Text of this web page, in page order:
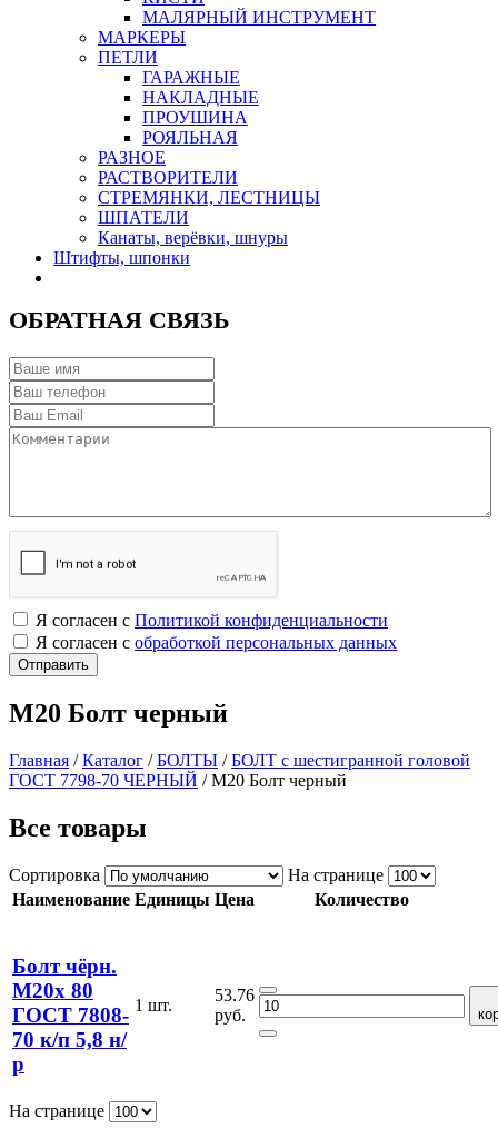
МАЛЯРНЫЙ ИНСТРУМЕНТ
МАРКЕРЫ
ПЕТЛИ
ГАРАЖНЫЕ
НАКЛАДНЫЕ
ПРОУШИНА
РОЯЛЬНАЯ
РАЗНОЕ
РАСТВОРИТЕЛИ
СТРЕМЯНКИ, ЛЕСТНИЦЫ
ШПАТЕЛИ
Канаты, верёвки, шнуры
Штифты, шпонки
ОБРАТНАЯ СВЯЗЬ
Я согласен с Политикой конфиденциальности
Я согласен с обработкой персональных данных
М20 Болт черный
Главная /Каталог /БОЛТЫ /БОЛТ с шестигранной головой
ГОСТ 7798-70 ЧЕРНЫЙ /М20 Болт черный
Все товары
Сортировка
На странице
Наименование Единицы Цена Количество
Болт чёрн.
М20х 80
ГОСТ 7808-
70 к/п 5,8 н/
р
1 шт.
53.76
руб.
На странице